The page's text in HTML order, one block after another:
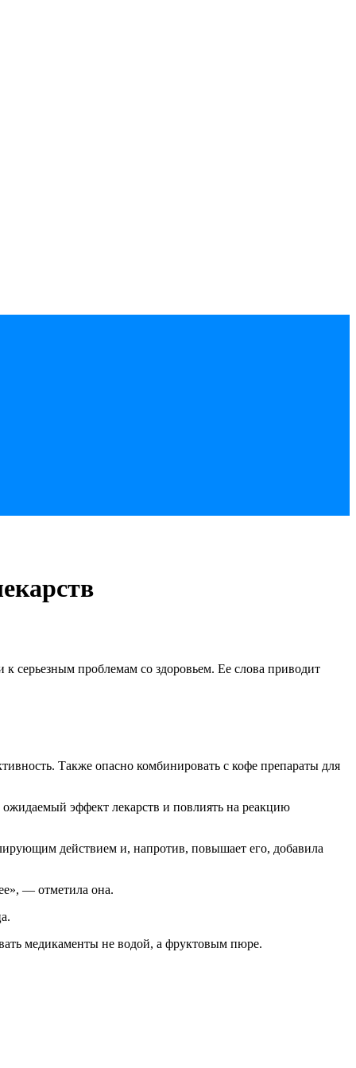
серьезным проблемам со здоровьем. Ее слова приводит
Также опасно комбинировать с кофе препараты для
эффект лекарств и повлиять на реакцию
действием и, напротив, повышает его, добавила
— отметила она.
медикаменты не водой, а фруктовым пюре.